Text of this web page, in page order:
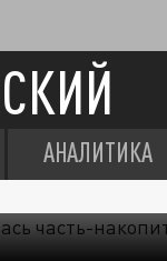
АНАЛИТИКА